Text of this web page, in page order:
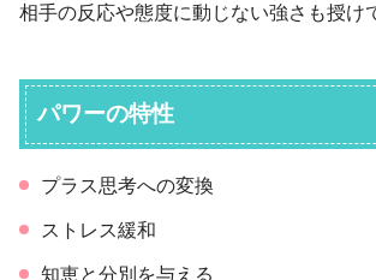
相手の反応や態度に動じない強さも授け
パワーの特性
プラス思考への変換
ストレス緩和
知恵と分別を与える